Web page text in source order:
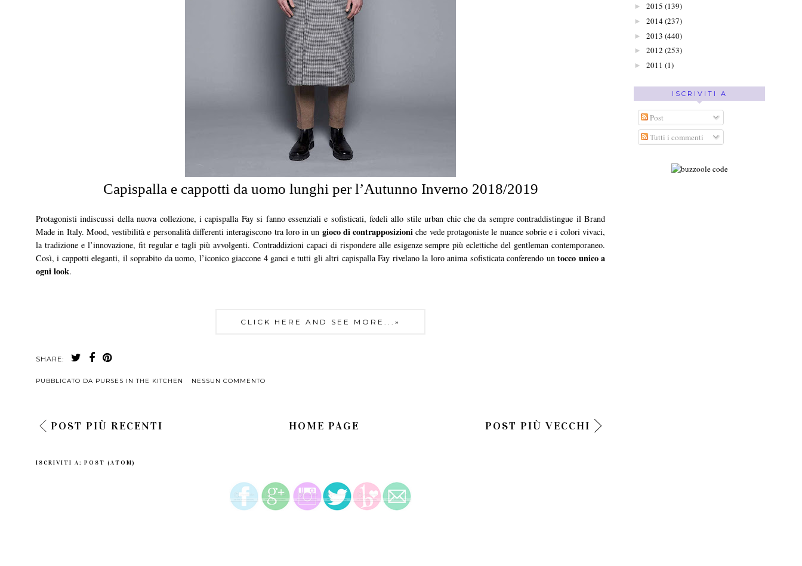
Capispalla e cappotti da uomo lunghi per l’Autunno Inverno 2018/2019
Protagonisti indiscussi della nuova collezione, i capispalla Fay si fanno essenziali e sofisticati, fedeli allo stile urban chic che da sempre contraddistingue il Brand
Made in Italy. Mood, vestibilità e personalità differenti interagiscono tra loro in un gioco di contrapposizioni che vede protagoniste le nuance sobrie e i colori vivaci,
la tradizione e l’innovazione, fit regular e tagli più avvolgenti. Contraddizioni capaci di rispondere alle esigenze sempre più eclettiche del gentleman contemporaneo.
Così, i cappotti eleganti, il soprabito da uomo, l’iconico giaccone 4 ganci e tutti gli altri capispalla Fay rivelano la loro anima sofisticata conferendo untocco unico a
ogni look.
CLICK HERE AND SEE MORE...»
SHARE:
PUBBLICATO DA PURSES IN THE KITCHEN NESSUN COMMENTO
POST PIÙ RECENTI POST PIÙ VECCHI
HOME PAGE
ISCRIVITI A: POST (ATOM)
► 2015 (139)
► 2014(237)
► 2013 (440)
► 2012 (253)
► 2011 (1)
ISCRIVITI A
Post
Tutti i commenti